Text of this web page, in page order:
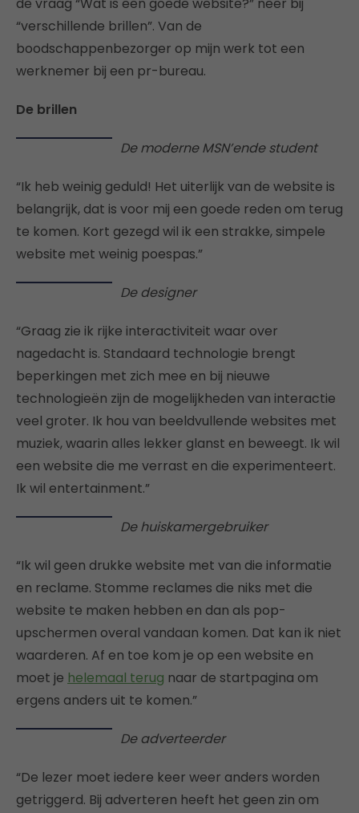
“verschillende brillen”. Van de
boodschappenbezorger op mijn werk tot een
werknemer bij een pr-bureau.
De brillen
De moderne MSN’ende student
“Ik heb weinig geduld! Het uiterlijk van de website is
belangrijk, dat is voor mij een goede reden om terug
te komen. Kort gezegd wil ik een strakke, simpele
website met weinig poespas.”
De designer
“Graag zie ik rijke interactiviteit waar over
nagedacht is. Standaard technologie brengt
beperkingen met zich mee en bij nieuwe
technologieën zijn de mogelijkheden van interactie
veel groter. Ik hou van beeldvullende websites met
muziek, waarin alles lekker glanst en beweegt. Ik wil
een website die me verrast en die experimenteert.
Ik wil entertainment.”
De huiskamergebruiker
“Ik wil geen drukke website met van die informatie
en reclame. Stomme reclames die niks met die
website te maken hebben en dan als pop-
upschermen overal vandaan komen. Dat kan ik niet
waarderen. Af en toe kom je op een website en
moet je helemaal terug naar de startpagina om
ergens anders uit te komen.”
De adverteerder
“De lezer moet iedere keer weer anders worden
getriggerd. Bij adverteren heeft het geen zin om